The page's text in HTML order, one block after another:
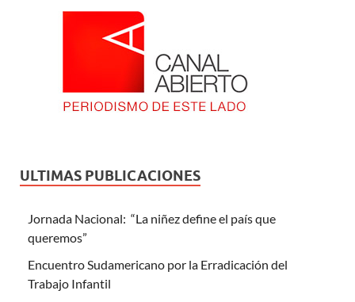
ULTIMAS PUBLICACIONES
Jornada Nacional: “La niñez define el país que
queremos”
Encuentro Sudamericano por la Erradicación del
Trabajo Infantil